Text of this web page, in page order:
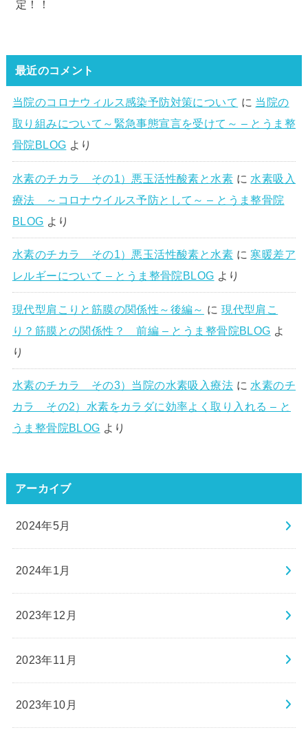
定！！
最近のコメント
当院のコロナウィルス感染予防対策について に 当院の
取り組みについて～緊急事態宣言を受けて～ – とうま整
骨院BLOG より
水素のチカラ その1）悪玉活性酸素と水素 に 水素吸入
療法 ～コロナウイルス予防として～ – とうま整骨院
BLOG より
水素のチカラ その1）悪玉活性酸素と水素 に 寒暖差ア
レルギーについて – とうま整骨院BLOG より
現代型肩こりと筋膜の関係性～後編～ に現代型肩こ
り？筋膜との関係性？ 前編 – とうま整骨院BLOG よ
り
水素のチカラ その3）当院の水素吸入療法 に 水素のチ
カラ その2）水素をカラダに効率よく取り入れる – と
うま整骨院BLOG より
アーカイブ
2024年5月
2024年1月
2023年12月
2023年11月
2023年10月